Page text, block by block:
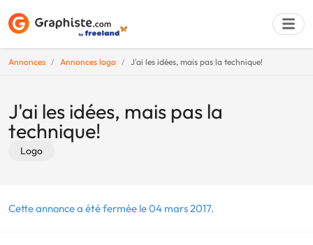
Annonces Annonces logo J'ai les idées, mais pas la technique!
J'ai les idées, mais pas la
technique!
Logo
Cette annonce a été fermée le 04 mars 2017.